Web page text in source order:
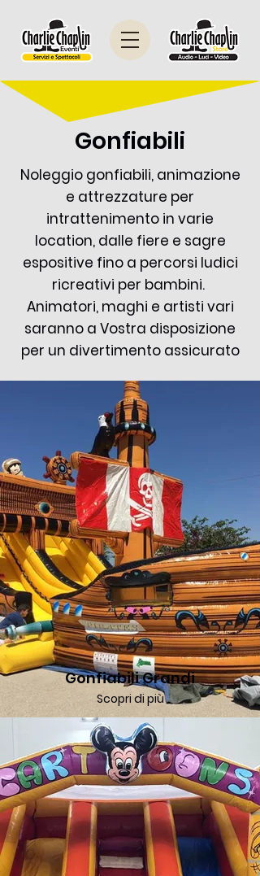
Gonfiabili
Noleggio gonfiabili, animazione
e attrezzature per
intrattenimento in varie
location, dalle fiere e sagre
espositive fino a percorsi ludici
ricreativi per bambini.
Animatori, maghi e artisti vari
saranno a Vostra disposizione
per un divertimento assicurato
Gonfiabili Grandi
Scopri di più